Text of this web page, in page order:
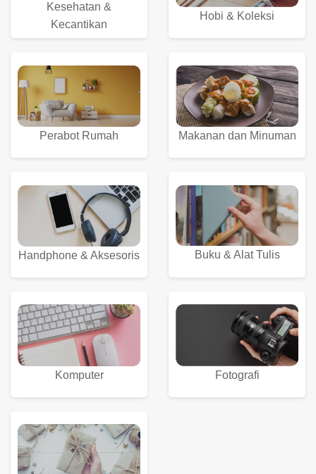
Kesehatan &
Kecantikan
Hobi & Koleksi
Perabot Rumah Makanan dan Minuman
Handphone & Aksesoris Buku & Alat Tulis
Komputer Fotografi